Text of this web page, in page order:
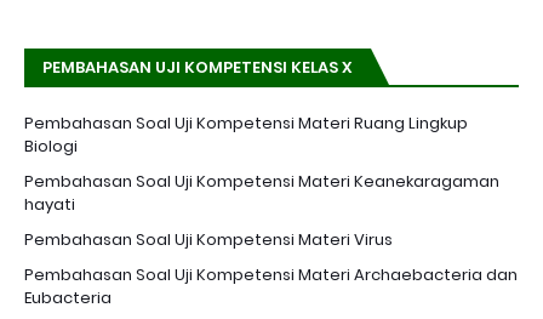
PEMBAHASAN UJI KOMPETENSI KELAS X
Pembahasan Soal Uji Kompetensi Materi Ruang Lingkup
Biologi
Pembahasan Soal Uji Kompetensi Materi Keanekaragaman
hayati
Pembahasan Soal Uji Kompetensi Materi Virus
Pembahasan Soal Uji Kompetensi Materi Archaebacteria dan
Eubacteria